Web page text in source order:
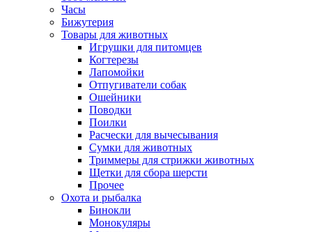
Часы
Бижутерия
Товары для животных
Игрушки для питомцев
Когтерезы
Лапомойки
Отпугиватели собак
Ошейники
Поводки
Поилки
Расчески для вычесывания
Сумки для животных
Триммеры для стрижки животных
Щетки для сбора шерсти
Прочее
Охота и рыбалка
Бинокли
Монокуляры